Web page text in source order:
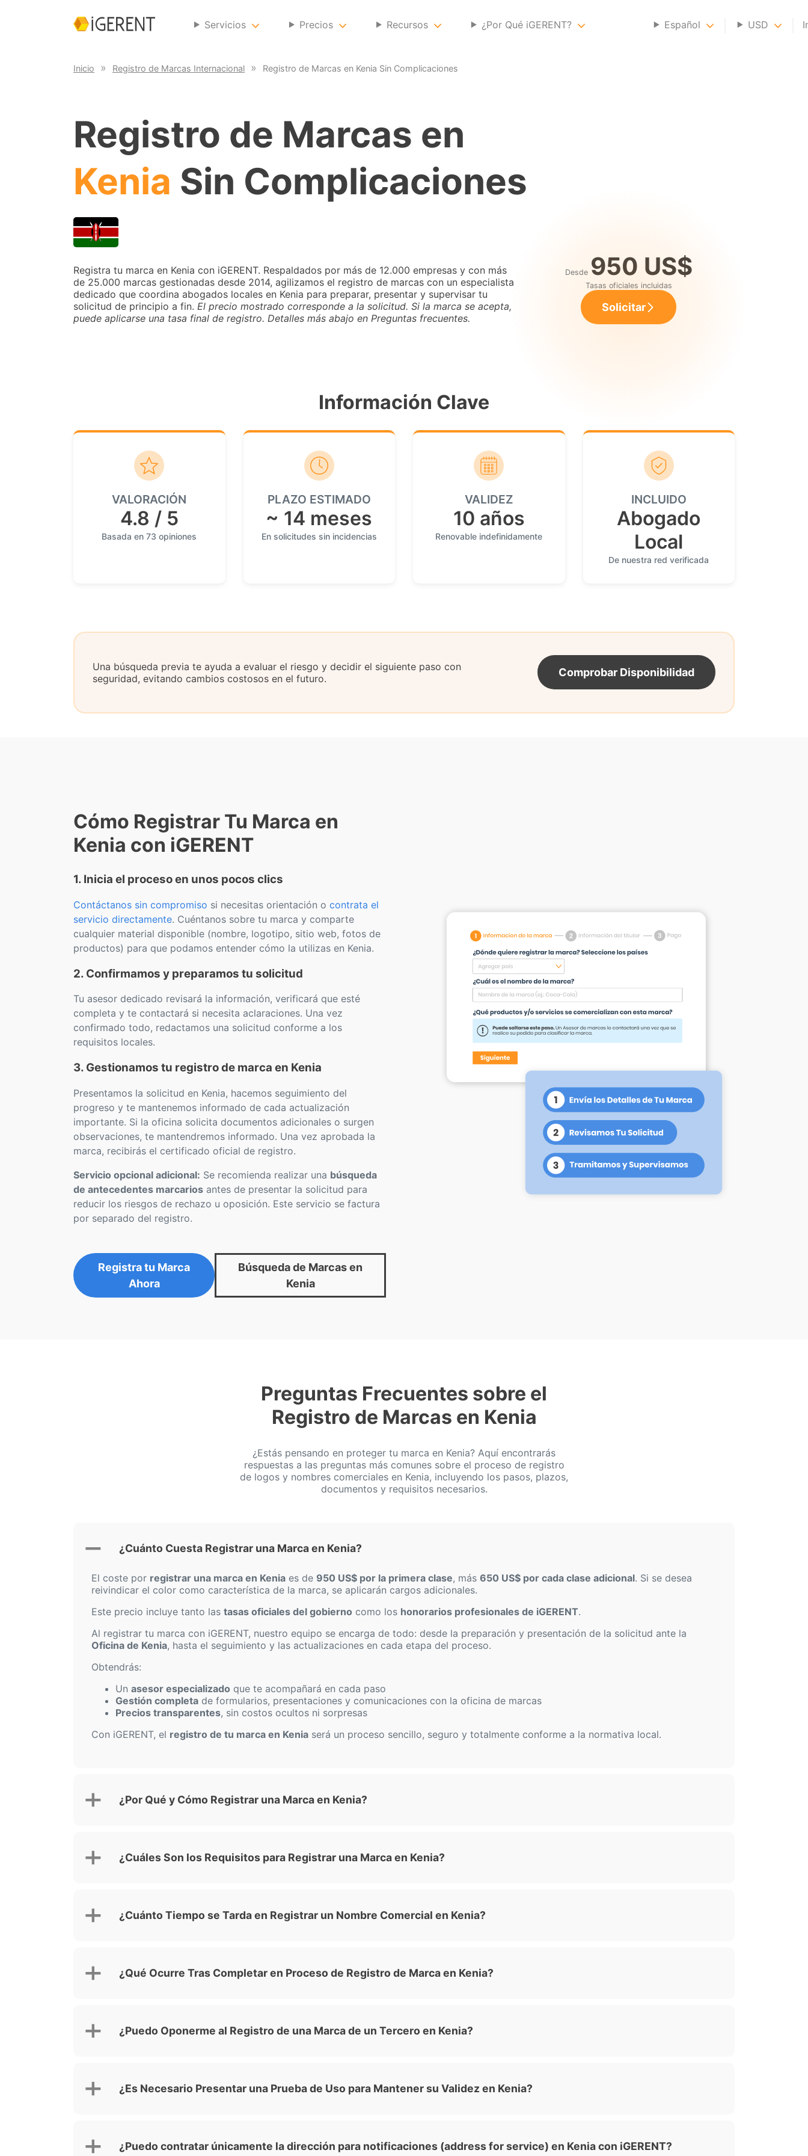
Servicios Precios Recursos ¿Por Qué iGERENT? Español USD
Inicio Registro de Marcas Internacional Registro de Marcas en Kenia Sin Complicaciones
Registro de Marcas en
Kenia Sin Complicaciones
Registra tu marca en Kenia con iGERENT. Respaldados por más de 12.000 empresas y con más
de 25.000 marcas gestionadas desde 2014, agilizamos el registro de marcas con un especialista
dedicado que coordina abogados locales en Kenia para preparar, presentar y supervisar tu
solicitud de principio a fin. El precio mostrado corresponde a la solicitud. Si la marca se acepta,
puede aplicarse una tasa final de registro. Detalles más abajo en Preguntas frecuentes.
Desde 950 US$
Tasas oficiales incluidas
Solicitar
Información Clave
VALORACIÓN
4.8 / 5
Basada en 73 opiniones
PLAZO ESTIMADO
~ 14 meses
En solicitudes sin incidencias
VALIDEZ
10 años
Renovable indefinidamente
INCLUIDO
Abogado
Local
De nuestra red verificada
Una búsqueda previa te ayuda a evaluar el riesgo y decidir el siguiente paso con
seguridad, evitando cambios costosos en el futuro.
Comprobar Disponibilidad
Cómo Registrar Tu Marca en
Kenia con iGERENT
1. Inicia el proceso en unos pocos clics
Contáctanos sin compromiso si necesitas orientación o contrata el
servicio directamente. Cuéntanos sobre tu marca y comparte
cualquier material disponible (nombre, logotipo, sitio web, fotos de
productos) para que podamos entender cómo la utilizas en Kenia.
2. Confirmamos y preparamos tu solicitud
Tu asesor dedicado revisará la información, verificará que esté
completa y te contactará si necesita aclaraciones. Una vez
confirmado todo, redactamos una solicitud conforme a los
requisitos locales.
3. Gestionamos tu registro de marca en Kenia
Presentamos la solicitud en Kenia, hacemos seguimiento del
progreso y te mantenemos informado de cada actualización
importante. Si la oficina solicita documentos adicionales o surgen
observaciones, te mantendremos informado. Una vez aprobada la
marca, recibirás el certificado oficial de registro.
Servicio opcional adicional: Se recomienda realizar una búsqueda
de antecedentes marcarios antes de presentar la solicitud para
reducir los riesgos de rechazo u oposición. Este servicio se factura
por separado del registro.
Registra tu Marca
Ahora
Búsqueda de Marcas en
Kenia
Preguntas Frecuentes sobre el
Registro de Marcas en Kenia
¿Estás pensando en proteger tu marca en Kenia? Aquí encontrarás
respuestas a las preguntas más comunes sobre el proceso de registro
de logos y nombres comerciales en Kenia, incluyendo los pasos, plazos,
documentos y requisitos necesarios.
¿Cuánto Cuesta Registrar una Marca en Kenia?
El coste por registrar una marca en Kenia es de 950 US$ por la primera clase, más 650 US$ por cada clase adicional. Si se desea
reivindicar el color como característica de la marca, se aplicarán cargos adicionales.
Este precio incluye tanto las tasas oficiales del gobierno como los honorarios profesionales de iGERENT.
Al registrar tu marca con iGERENT, nuestro equipo se encarga de todo: desde la preparación y presentación de la solicitud ante la
Oficina de Kenia, hasta el seguimiento y las actualizaciones en cada etapa del proceso.
Obtendrás:
Un asesor especializado que te acompañará en cada paso
Gestión completa de formularios, presentaciones y comunicaciones con la oficina de marcas
Precios transparentes, sin costos ocultos ni sorpresas
Con iGERENT, el registro de tu marca en Kenia será un proceso sencillo, seguro y totalmente conforme a la normativa local.
¿Por Qué y Cómo Registrar una Marca en Kenia?
¿Cuáles Son los Requisitos para Registrar una Marca en Kenia?
¿Cuánto Tiempo se Tarda en Registrar un Nombre Comercial en Kenia?
¿Qué Ocurre Tras Completar en Proceso de Registro de Marca en Kenia?
¿Puedo Oponerme al Registro de una Marca de un Tercero en Kenia?
¿Es Necesario Presentar una Prueba de Uso para Mantener su Validez en Kenia?
¿Puedo contratar únicamente la dirección para notificaciones (address for service) en Kenia con iGERENT?